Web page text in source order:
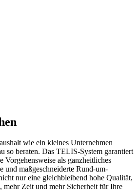
wie ein kleines Unternehmen
so beraten. Das TELIS-System garantiert
Vorgehensweise als ganzheitliches
und maßgeschneiderte Rund-um-
nur eine gleichbleibend hohe Qualität,
mehr Zeit und mehr Sicherheit für Ihre